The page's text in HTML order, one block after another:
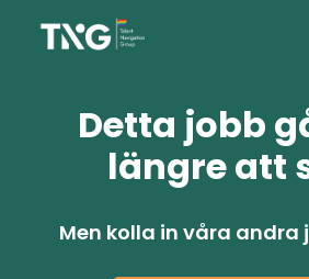
Detta jobb
längre att
Men kolla in våra andra